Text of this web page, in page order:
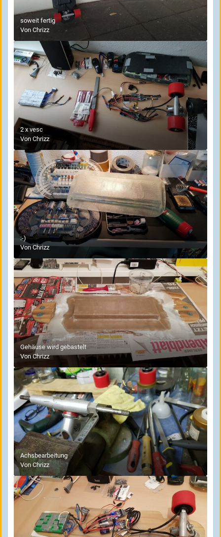
soweit fertig
Von Chrizz
2 x vesc
Von Chrizz
:-)
VonChrizz
Gehäuse wird gebastelt
VonChrizz
Achsbearbeitung
Von Chrizz